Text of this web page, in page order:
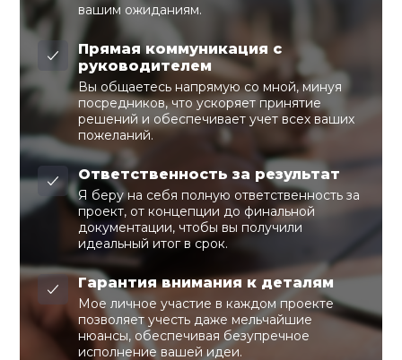
вашим ожиданиям.
Прямая коммуникация с
руководителем
Вы общаетесь напрямую со мной, минуя
посредников, что ускоряет принятие
решений и обеспечивает учет всех ваших
пожеланий.
Ответственность за результат
Я беру на себя полную ответственность за
проект, от концепции до финальной
документации, чтобы вы получили
идеальный итог в срок.
Гарантия внимания к деталям
Мое личное участие в каждом проекте
позволяет учесть даже мельчайшие
нюансы, обеспечивая безупречное
исполнение вашей идеи.